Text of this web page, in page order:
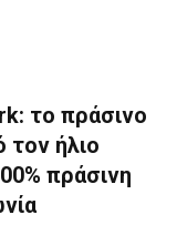
το πράσινο
τον ήλιο
πράσινη